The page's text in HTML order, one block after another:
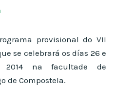
provisional do VII
se celebrará os días 26 e
na facultade de
de Compostela.